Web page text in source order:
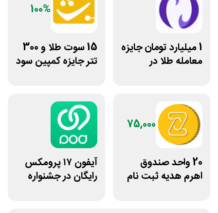
1 میلیارد تومان جایزه
معامله طلا در
100%
15 سوت طلا و 300
تتر جایزه کمپین سود
75,000
20 واحد صندوق
اهرم هدیه ثبت نام
آیفون ۱۷ پرومکس
رایگان در جشنواره